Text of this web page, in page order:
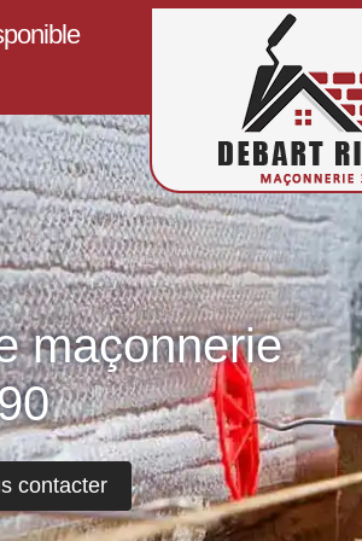
maçonnerie
contacter